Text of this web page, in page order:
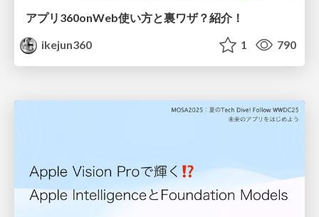
アプリ360onWeb使い方と裏ワザ？紹介！
ikejun360
1 790